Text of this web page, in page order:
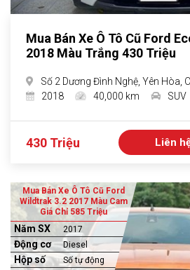
Mua Bán Xe Ô Tô Cũ Ford
2018 Màu Trắng 430 Triệu
Số 2 Dương Đình Nghệ, Yên Hòa,
2018
40,000 km SUV
430 Triệu Liên
Mua Bán Xe Ô Tô Cũ Ford
Wildtrak 3.2 2017 Màu Cam
Giá Chỉ 585 Triệu
Năm SX 2017
Động cơ Diesel
Hộp số Số tự động